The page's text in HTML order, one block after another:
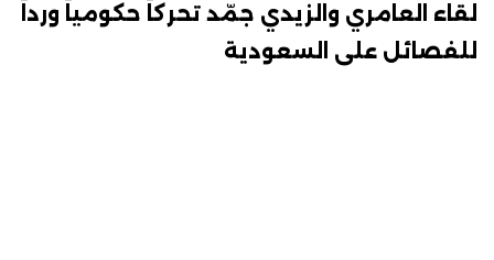
لقاء العامري والزيدي جمّد تحركاً حكومياً ورداً
للفصائل على السعودية